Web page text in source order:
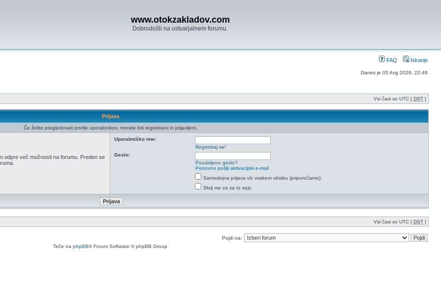
www.otokzakladov.com
Dobrodošli na ustvarjalnem forumu.
FAQ Iskanje
Danes je 05 Avg 2026, 22:49
Vsi časi so UTC [ DST ]
Prijava
Če želite pregledovati profile uporabnikov, morate biti registrirani in prijavljeni.
odpre več možnosti na forumu. Preden se
Uporabniško ime:
Registriraj se!
Geslo:
Pozabljeno geslo?
Ponovno pošlji aktivacijski e-mail
Samodejna prijava ob vsakem obisku (priporočamo):
Skrij me za za to sejo
Vsi časi so UTC [ DST ]
Pojdi na:
Teče na phpBB® Forum Software © phpBB Group